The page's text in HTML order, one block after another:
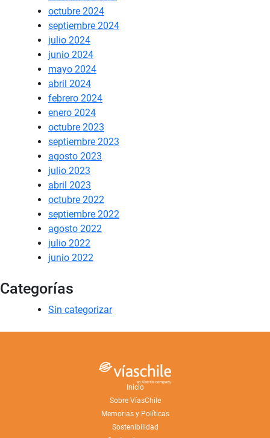
octubre 2024
septiembre 2024
julio 2024
junio 2024
mayo 2024
abril 2024
febrero 2024
enero 2024
octubre 2023
septiembre 2023
agosto 2023
julio 2023
abril 2023
octubre 2022
septiembre 2022
agosto 2022
julio 2022
junio 2022
Categorías
Sin categorizar
Inicio
Sobre VíasChile
Memorias y Políticas
Sostenibilidad